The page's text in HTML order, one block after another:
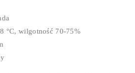
°C, wilgotność 70-75%